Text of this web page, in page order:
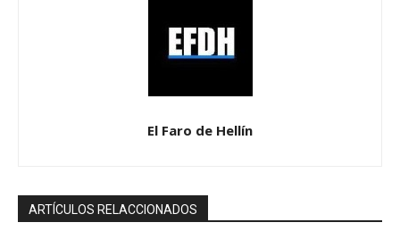
El Faro de Hellín
ARTÍCULOS RELACCIONADOS